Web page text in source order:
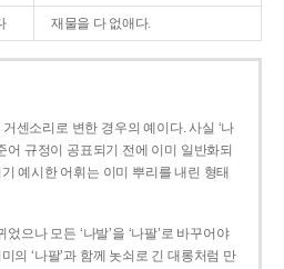
재물을 다 없애다.
센소리로 변한 경우의 예이다. 사실 ‘나
어 규정이 공표되기 전에 이미 일반화되
예시한 어휘는 이미 뿌리를 내린 형태
었으나 모든 ‘나발’을 ‘나팔’로 바꾸어야
의 ‘나팔’과 함께 놋쇠로 긴 대롱처럼 만